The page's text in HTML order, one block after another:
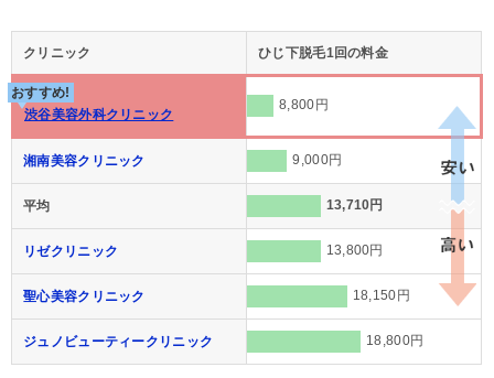
クリニック ひじ下脱毛1回の料金
おすすめ!
渋谷美容外科クリニック
8,800円
湘南美容クリニック 9,000円
平均 13,710円
リゼクリニック 13,800円
聖心美容クリニック 18,150円
ジュノビューティークリニック 18,800円